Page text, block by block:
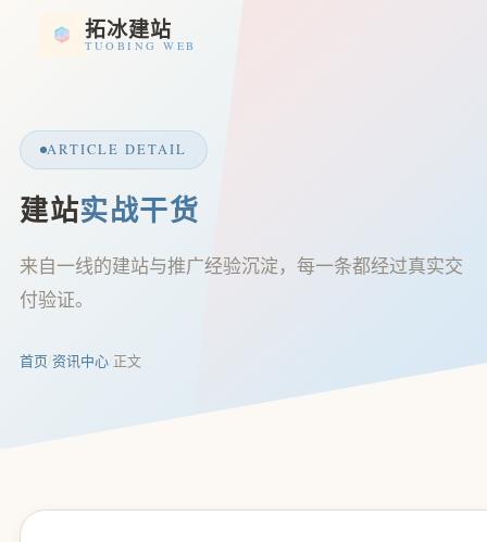
拓冰建站
TUOBING WEB
ARTICLE DETAIL
建站实战干货
来自一线的建站与推广经验沉淀，每一条都经过真实交
付验证。
首页/资讯中心/正文